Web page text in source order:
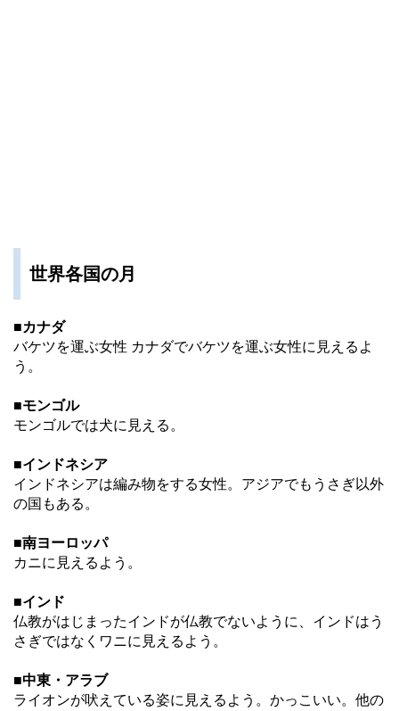
世界各国の月
■カナダ
バケツを運ぶ女性 カナダでバケツを運ぶ女性に見えるよ
う。
■モンゴル
モンゴルでは犬に見える。
■インドネシア
インドネシアは編み物をする女性。アジアでもうさぎ以外
の国もある。
■南ヨーロッパ
カニに見えるよう。
■インド
仏教がはじまったインドが仏教でないように、インドはう
さぎではなくワニに見えるよう。
■中東・アラブ
ライオンが吠えている姿に見えるよう。かっこいい。他の